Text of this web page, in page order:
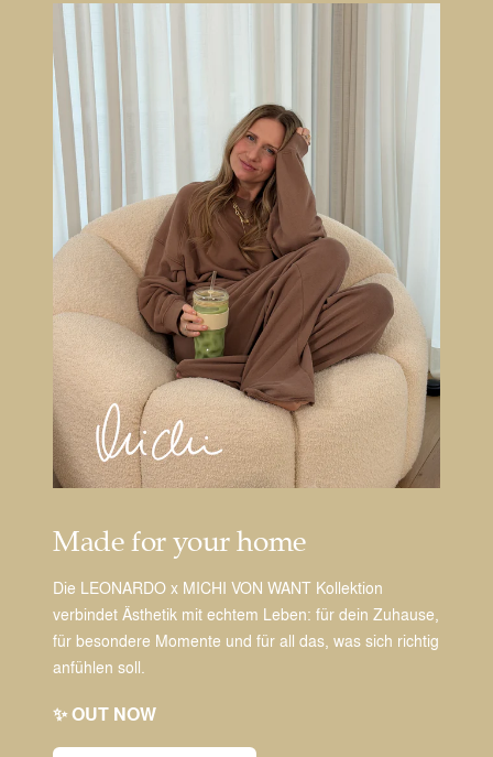
Made for your home
Die LEONARDO x MICHI VON WANT Kollektion
verbindet Ästhetik mit echtem Leben: für dein Zuhause,
für besondere Momente und für all das, was sich richtig
anfühlen soll.
✨ OUT NOW